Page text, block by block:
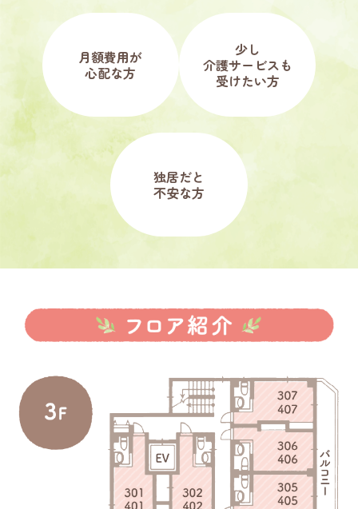
月額費用が
心配な方
少し
介護サービスも
受けたい方
独居だと
不安な方